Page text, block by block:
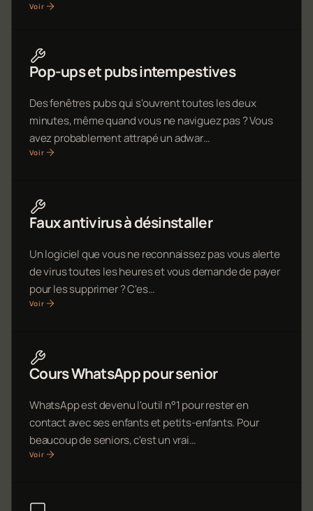
Voir
Pop-ups et pubs intempestives
Des fenêtres pubs qui s'ouvrent toutes les deux
minutes, même quand vous ne naviguez pas ? Vous
avez probablement attrapé un adwar…
Voir
Faux antivirus à désinstaller
Un logiciel que vous ne reconnaissez pas vous alerte
de virus toutes les heures et vous demande de payer
pour les supprimer ? C'es…
Voir
Cours WhatsApp pour senior
WhatsApp est devenu l'outil n°1 pour rester en
contact avec ses enfants et petits-enfants. Pour
beaucoup de seniors, c'est un vrai…
Voir